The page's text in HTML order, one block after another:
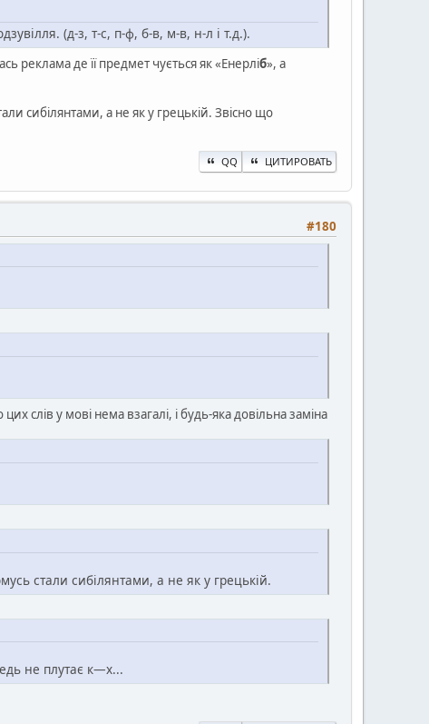
(д-з, т-с, п-ф, б-в, м-в, н-л і т.д.).
реклама де її предмет чується як «Енерліб», а
сибілянтами, а не як у грецькій. Звісно що
QQ ЦИТИРОВАТЬ
#180
слів у мові нема взагалі, і будь-яка довільна заміна
стали сибілянтами, а не як у грецькій.
не плутає к—х...